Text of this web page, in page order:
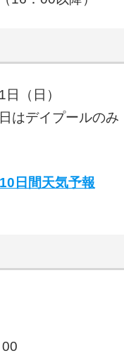
（日）
はデイプールのみ
日間天気予報